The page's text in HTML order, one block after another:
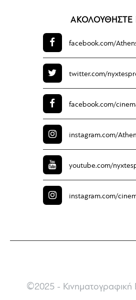
ΑΚΟΛΟΥΘΗΣΤΕ
facebook.com/
twitter.com/
facebook.com/
instagram.com/
youtube.com/
instagram.com/
©2025 - Κινηματογραφική